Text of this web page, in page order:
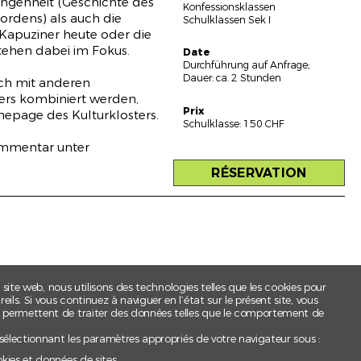
als auch die
heute oder die
dabei im Fokus.
mit anderen
kombiniert werden,
des Kulturklosters.
unter
Konfessionsklassen
Schulklassen Sek I
Date
Durchführung auf Anfrage;
Dauer: ca. 2 Stunden
Prix
Schulklasse: 150 CHF
RÉSERVATION
web, nous utilisons des technologies telles que les cookies pour
Si vous continuez à naviguer en l’état sur le présent site, vous
permettent de traiter des données telles que le comportement de
les paramètres appropriés de votre navigateur sous :